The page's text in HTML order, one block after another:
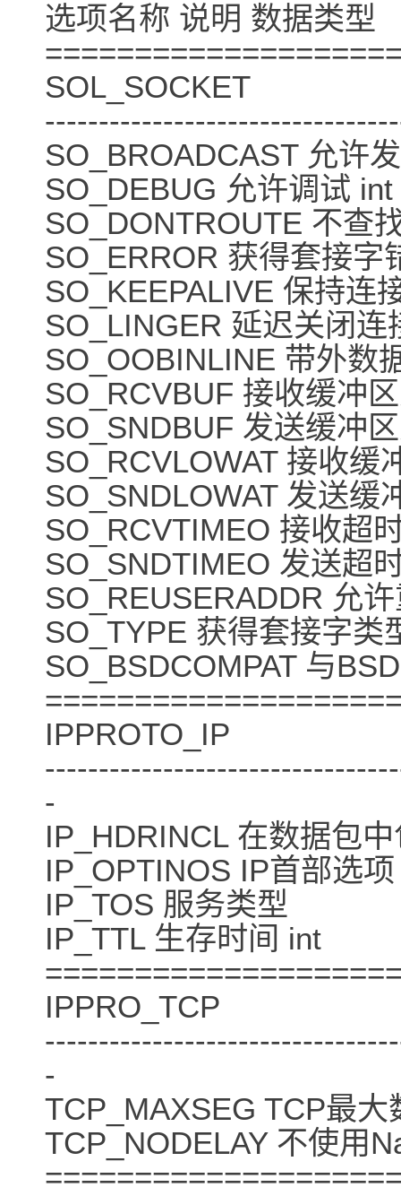
选项名称 说明 数据类型
SOL_SOCKET
SO_BROADCAST 允许
SO_DEBUG 允许调试 int
SO_DONTROUTE 不查
SO_ERROR 获得套接字
SO_KEEPALIVE 保持连
SO_LINGER 延迟关闭连
SO_OOBINLINE 带外数
SO_RCVBUF 接收缓冲
SO_SNDBUF 发送缓冲
SO_RCVLOWAT 接收缓
SO_SNDLOWAT 发送缓
SO_RCVTIMEO 接收超
SO_SNDTIMEO 发送超
SO_REUSERADDR 允
SO_TYPE 获得套接字类
SO_BSDCOMPAT 与
IPPROTO_IP
-
IP_HDRINCL 在数据包
IP_OPTINOS IP首部选
IP_TOS 服务类型
IP_TTL 生存时间 int
IPPRO_TCP
-
TCP_MAXSEG TCP最
TCP_NODELAY 不使用